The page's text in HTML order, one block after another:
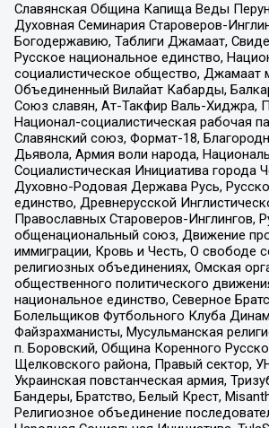
Славянская Община Капища Веды
Духовная Семинария Староверов-
Богодержавию, Таблиги Джамаат,
Русское национальное единство,
социалистическое общество, Джамаат
Объединенный Вилайат Кабарды,
Союз славян, Ат-Такфир Валь-Хиджра,
Национал-социалистическая рабочая
Славянский союз, Формат-18,
Дьявола, Армия воли народа,
Социалистическая Инициатива города
Духовно-Родовая Держава Русь,
единство, Древнерусской
Православных Староверов-Инглингов,
общенациональный союз, Движение
иммиграции, Кровь и Честь, О свободе
религиозных объединениях, Омская
общественного политического
национальное единство, Северное
Болельщиков Футбольного Клуба
Файзрахманисты, Мусульманская
п. Боровский, Община Коренного
Щелковского района, Правый сектор,
Украинская повстанческая армия,
Бандеры, Братство, Белый Крест,
Религиозное объединение